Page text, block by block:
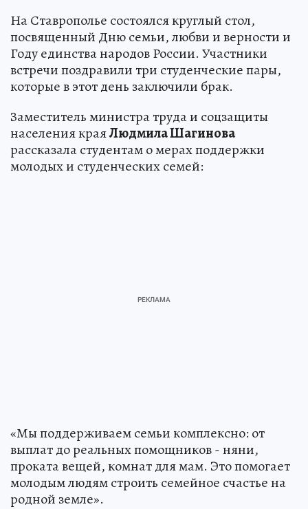
На Ставрополье состоялся круглый стол,
посвященный Дню семьи, любви и верности и
Году единства народов России. Участники
встречи поздравили три студенческие пары,
которые в этот день заключили брак.
Заместитель министра труда и соцзащиты
населения краяЛюдмила Шагинова
рассказала студентам о мерах поддержки
молодых и студенческих семей:
«Мы поддерживаем семьи комплексно: от
выплат до реальных помощников - няни,
проката вещей, комнат для мам. Это помогает
молодым людям строить семейное счастье на
родной земле».